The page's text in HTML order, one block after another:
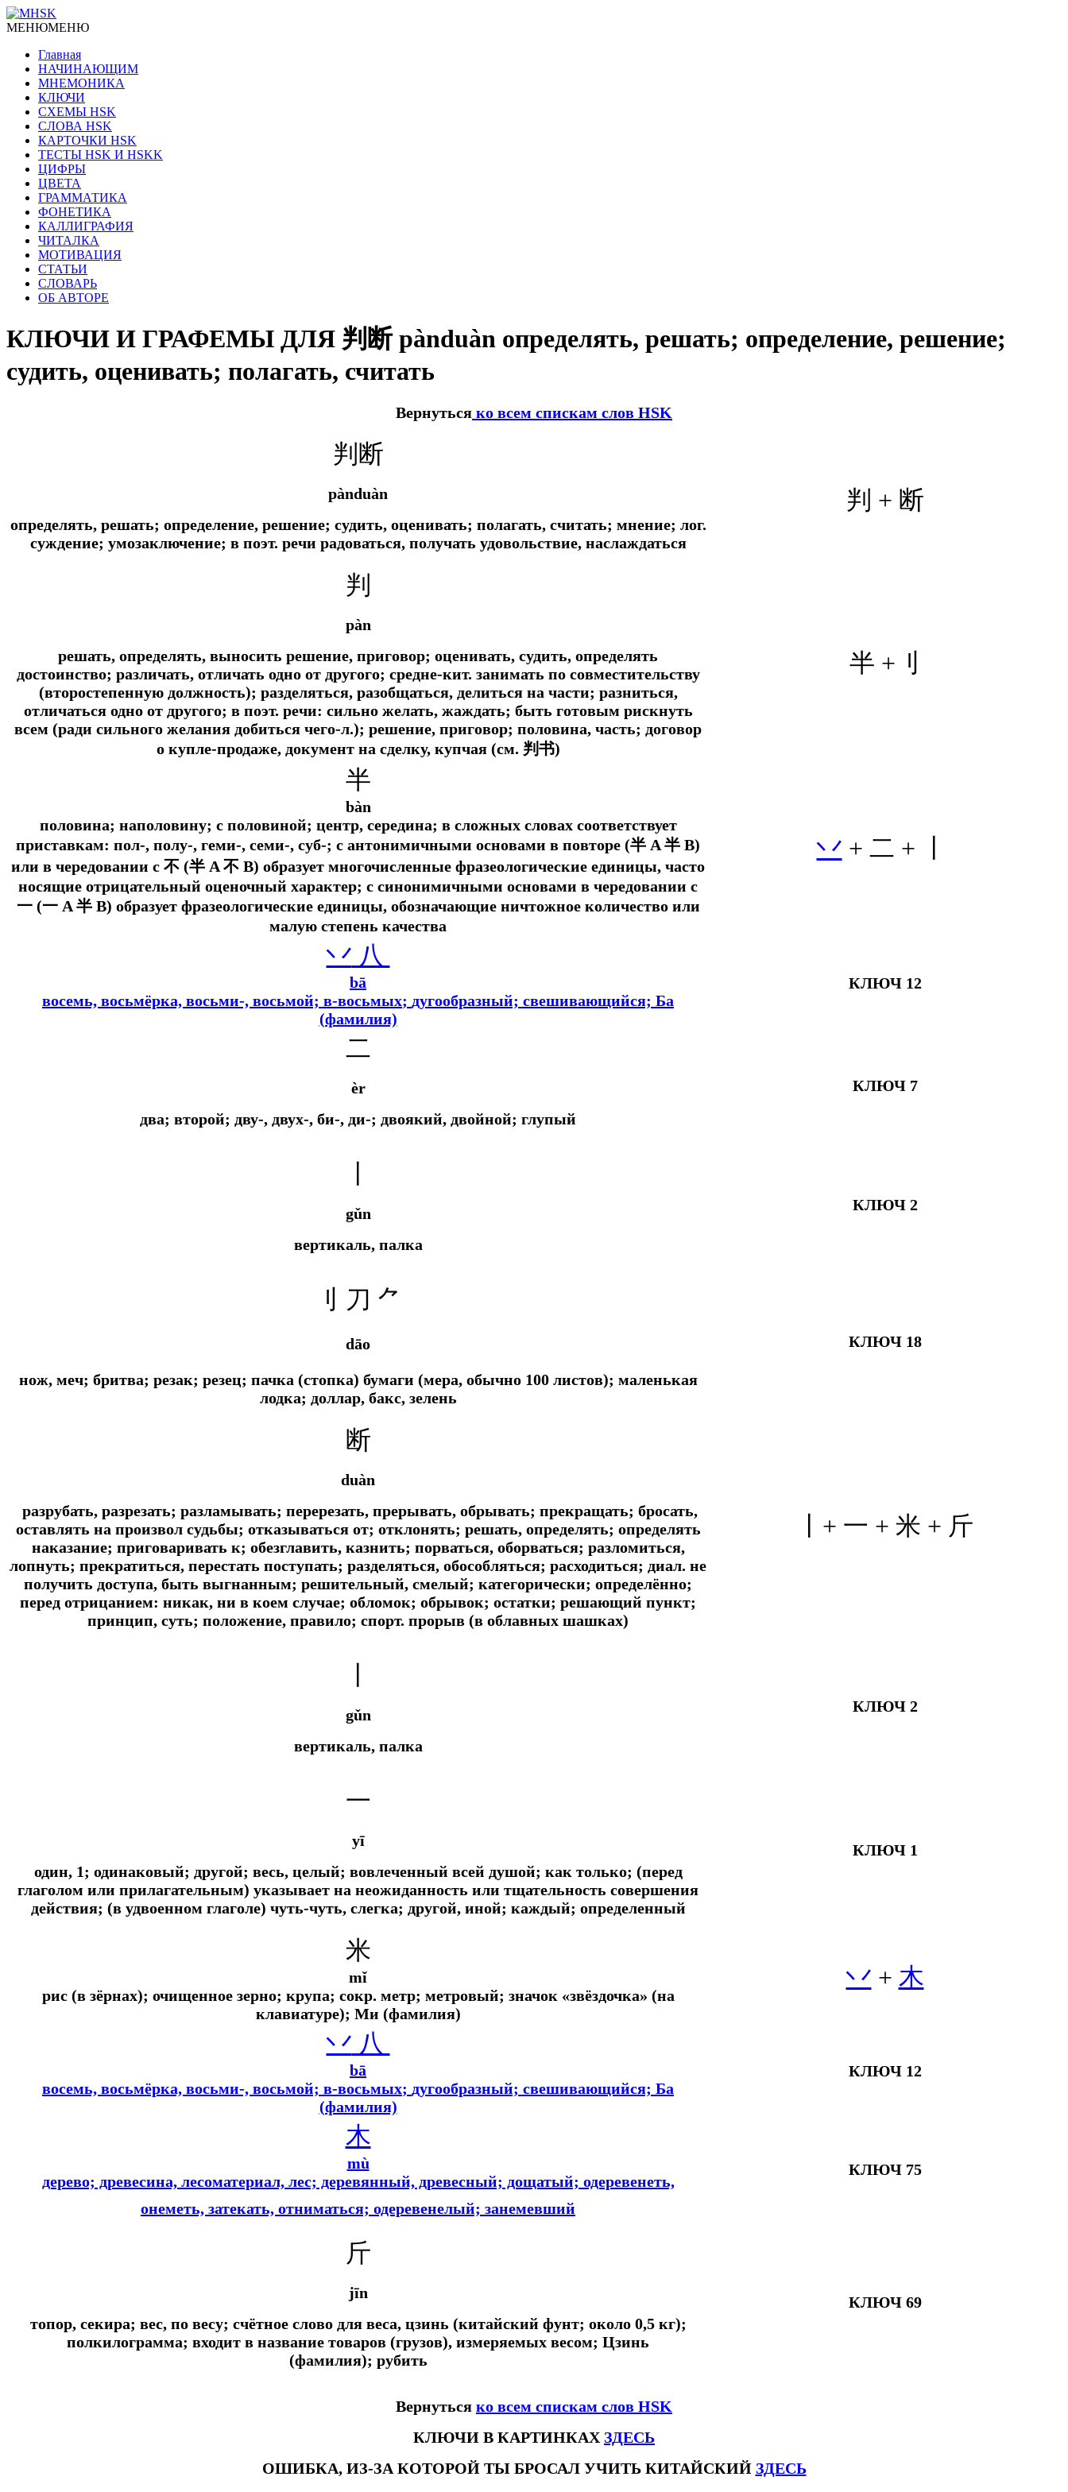
МЕНЮМЕНЮ
Главная
НАЧИНАЮЩИМ
МНЕМОНИКА
КЛЮЧИ
СХЕМЫ HSK
СЛОВА HSK
КАРТОЧКИ HSK
ТЕСТЫ HSK И HSKK
ЦИФРЫ
ЦВЕТА
ГРАММАТИКА
ФОНЕТИКА
КАЛЛИГРАФИЯ
ЧИТАЛКА
МОТИВАЦИЯ
СТАТЬИ
СЛОВАРЬ
ОБ АВТОРЕ
КЛЮЧИ И ГРАФЕМЫ ДЛЯ 判断 pànduàn определять, решать; определение, решение;
судить, оценивать; полагать, считать
Вернуться ко всем спискам слов HSK
判断
pànduàn
определять, решать; определение, решение; судить, оценивать; полагать, считать; мнение; лог.
суждение; умозаключение; в поэт. речи радоваться, получать удовольствие, наслаждаться
判 + 断
判
pàn
решать, определять, выносить решение, приговор; оценивать, судить, определять
достоинство; различать, отличать одно от другого; средне-кит. занимать по совместительству
(второстепенную должность); разделяться, разобщаться, делиться на части; разниться,
отличаться одно от другого; в поэт. речи: сильно желать, жаждать; быть готовым рискнуть
всем (ради сильного желания добиться чего-л.); решение, приговор; половина, часть; договор
о купле-продаже, документ на сделку, купчая (см. 判书)
半 + 刂
半
bàn
половина; наполовину; с половиной; центр, середина; в сложных словах соответствует
приставкам: пол-, полу-, геми-, семи-, суб-; с антонимичными основами в повторе (半 A 半 B)
или в чередовании с 不 (半 A 不 B) образует многочисленные фразеологические единицы, часто
носящие отрицательный оценочный характер; с синонимичными основами в чередовании с
一 (一 A 半 B) образует фразеологические единицы, обозначающие ничтожное количество или
малую степень качества
丷 + 二 + 丨
丷 八
bā
восемь, восьмёрка, восьми-, восьмой; в-восьмых; дугообразный; свешивающийся; Ба
(фамилия)
КЛЮЧ 12
二
èr
два; второй; дву-, двух-, би-, ди-; двоякий, двойной; глупый
КЛЮЧ 7
gǔn
вертикаль, палка
КЛЮЧ 2
刂 刀 ⺈
dāo
нож, меч; бритва; резак; резец; пачка (стопка) бумаги (мера, обычно 100 листов); маленькая
лодка; доллар, бакс, зелень
КЛЮЧ 18
断
duàn
разрубать, разрезать; разламывать; перерезать, прерывать, обрывать; прекращать; бросать,
оставлять на произвол судьбы; отказываться от; отклонять; решать, определять; определять
наказание; приговаривать к; обезглавить, казнить; порваться, оборваться; разломиться,
лопнуть; прекратиться, перестать поступать; разделяться, обособляться; расходиться; диал. не
получить доступа, быть выгнанным; решительный, смелый; категорически; определённо;
перед отрицанием: никак, ни в коем случае; обломок; обрывок; остатки; решающий пункт;
принцип, суть; положение, правило; спорт. прорыв (в облавных шашках)
丨+ 一 + 米 + 斤
gǔn
вертикаль, палка
КЛЮЧ 2
一
yī
один, 1; одинаковый; другой; весь, целый; вовлеченный всей душой; как только; (перед
глаголом или прилагательным) указывает на неожиданность или тщательность совершения
действия; (в удвоенном глаголе) чуть-чуть, слегка; другой, иной; каждый; определенный
КЛЮЧ 1
米
mǐ
рис (в зёрнах); очищенное зерно; крупа; сокр. метр; метровый; значок «звёздочка» (на
клавиатуре); Ми (фамилия)
丷 + 木
丷 八
bā
восемь, восьмёрка, восьми-, восьмой; в-восьмых; дугообразный; свешивающийся; Ба
(фамилия)
КЛЮЧ 12
木
mù
дерево; древесина, лесоматериал, лес; деревянный, древесный; дощатый; одеревенеть,
онеметь, затекать, отниматься; одеревенелый; занемевший
КЛЮЧ 75
斤
jīn
топор, секира; вес, по весу; счётное слово для веса, цзинь (китайский фунт; около 0,5 кг);
полкилограмма; входит в название товаров (грузов), измеряемых весом; Цзинь
(фамилия); рубить
КЛЮЧ 69
Вернуться ко всем спискам слов HSK
КЛЮЧИ В КАРТИНКАХ ЗДЕСЬ
ОШИБКА, ИЗ-ЗА КОТОРОЙ ТЫ БРОСАЛ УЧИТЬ КИТАЙСКИЙ ЗДЕСЬ